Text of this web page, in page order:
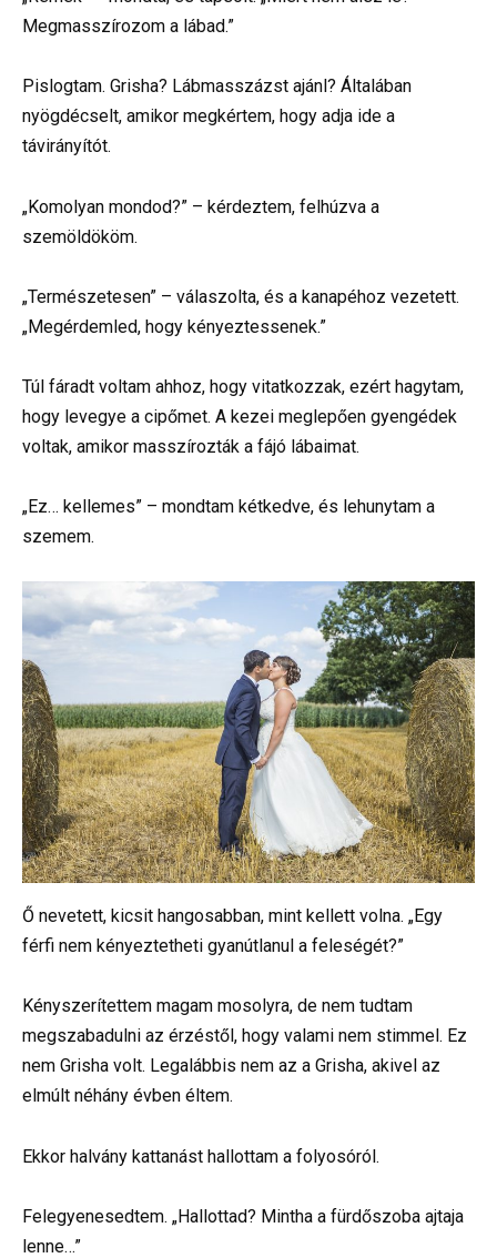
Megmasszírozom a lábad.”
Pislogtam. Grisha? Lábmasszázst ajánl? Általában
nyögdécselt, amikor megkértem, hogy adja ide a
távirányítót.
„Komolyan mondod?” – kérdeztem, felhúzva a
szemöldököm.
„Természetesen” – válaszolta, és a kanapéhoz vezetett.
„Megérdemled, hogy kényeztessenek.”
Túl fáradt voltam ahhoz, hogy vitatkozzak, ezért hagytam,
hogy levegye a cipőmet. A kezei meglepően gyengédek
voltak, amikor masszírozták a fájó lábaimat.
„Ez… kellemes” – mondtam kétkedve, és lehunytam a
szemem.
Ő nevetett, kicsit hangosabban, mint kellett volna. „Egy
férfi nem kényeztetheti gyanútlanul a feleségét?”
Kényszerítettem magam mosolyra, de nem tudtam
megszabadulni az érzéstől, hogy valami nem stimmel. Ez
nem Grisha volt. Legalábbis nem az a Grisha, akivel az
elmúlt néhány évben éltem.
Ekkor halvány kattanást hallottam a folyosóról.
Felegyenesedtem. „Hallottad? Mintha a fürdőszoba ajtaja
lenne…”